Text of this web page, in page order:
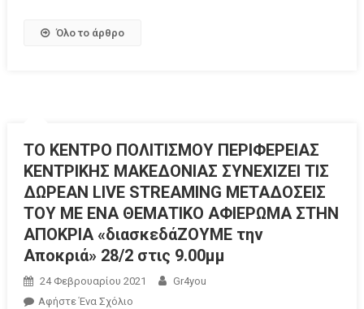
Όλο το άρθρο
ΤΟ ΚΕΝΤΡΟ ΠΟΛΙΤΙΣΜΟΥ ΠΕΡΙΦΕΡΕΙΑΣ
ΚΕΝΤΡΙΚΗΣ ΜΑΚΕΔΟΝΙΑΣ ΣΥΝΕΧΙΖΕΙ ΤΙΣ
ΔΩΡΕΑΝ LIVE STREAMING ΜΕΤΑΔΟΣΕΙΣ
ΤΟΥ ΜΕ ΕΝΑ ΘΕΜΑΤΙΚΟ ΑΦΙΕΡΩΜΑ ΣΤΗΝ
ΑΠΟΚΡΙΑ «διασκεδάΖΟΥΜΕ την
Αποκριά» 28/2 στις 9.00μμ
24 Φεβρουαρίου 2021
Gr4you
Αφήστε Ένα Σχόλιο